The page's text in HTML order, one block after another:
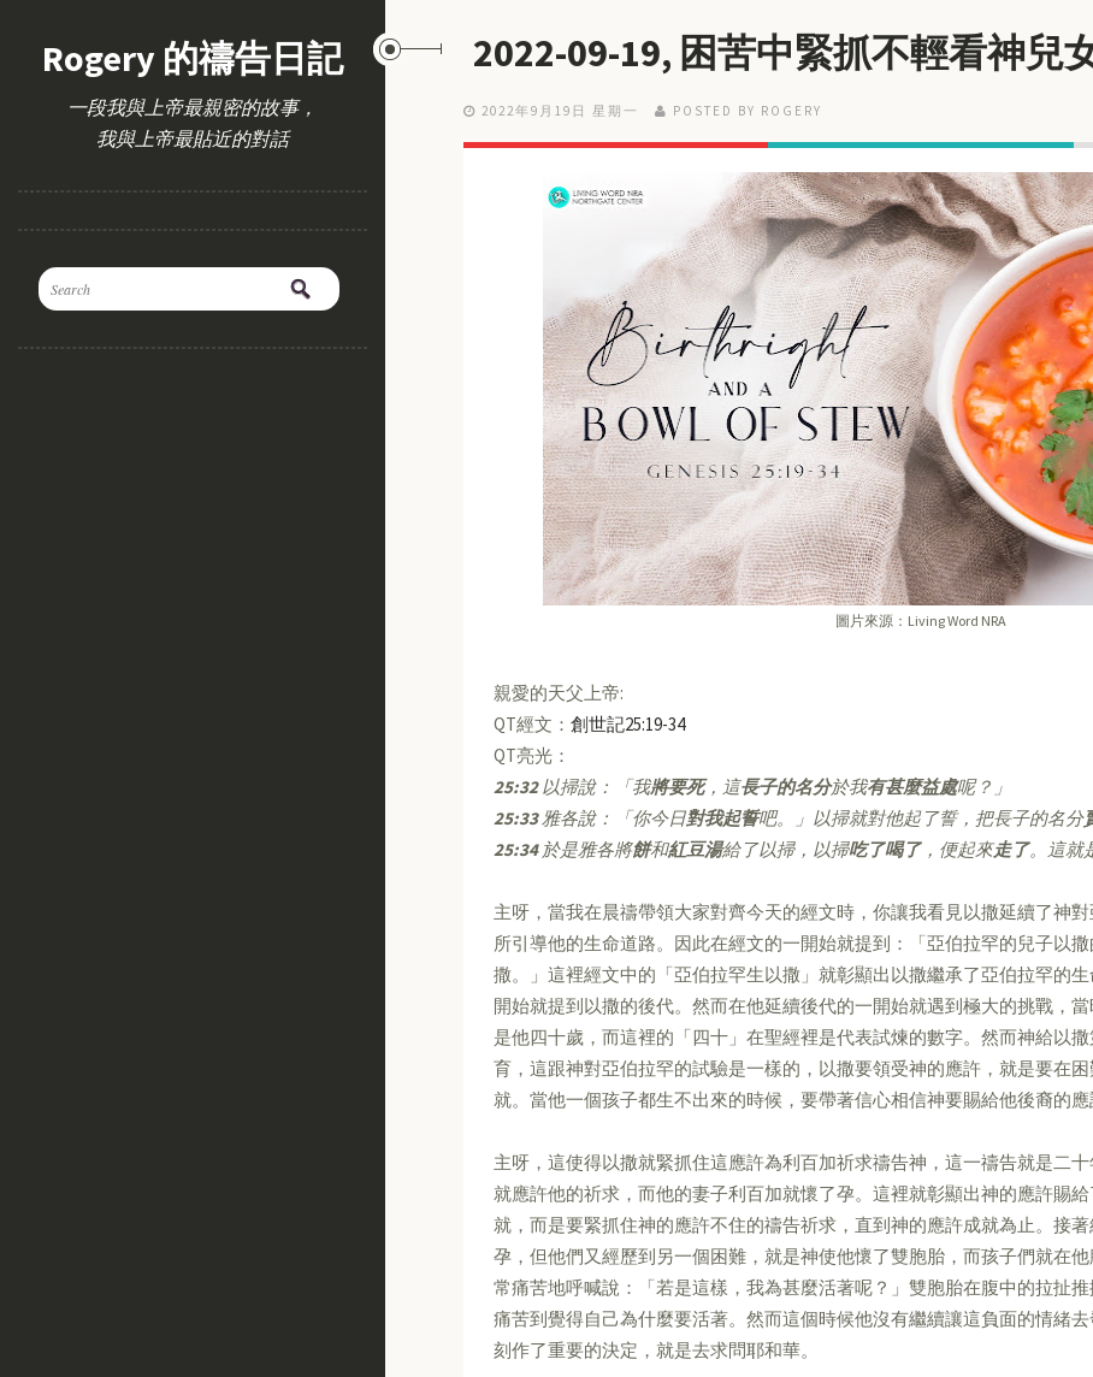
Rogery 的禱告日記
一段我與上帝最親密的故事，
我與上帝最貼近的對話
2022-09-19, 困苦中緊抓不輕看神兒
2022年9月19日 星期一 POSTED BY ROGERY
圖片來源：Living Word NRA
親愛的天父上帝:
QT經文： 創世記25:19-34
QT亮光：
25:32以掃說：「我將要死，這長子的名分於我有甚麼益處呢？」
25:33雅各說：「你今日對我起誓吧。」以掃就對他起了誓，把長子的名分
25:34於是雅各將餅和紅豆湯給了以掃，以掃吃了喝了，便起來走了。這就
主呀，當我在晨禱帶領大家對齊今天的經文時，你讓我看見以撒延續了神
所引導他的生命道路。因此在經文的一開始就提到：「亞伯拉罕的兒子以
撒。」這裡經文中的「亞伯拉罕生以撒」就彰顯出以撒繼承了亞伯拉罕的
開始就提到以撒的後代。然而在他延續後代的一開始就遇到極大的挑戰，
是他四十歲，而這裡的「四十」在聖經裡是代表試煉的數字。然而神給以
育，這跟神對亞伯拉罕的試驗是一樣的，以撒要領受神的應許，就是要在
就。當他一個孩子都生不出來的時候，要帶著信心相信神要賜給他後裔的應
主呀，這使得以撒就緊抓住這應許為利百加祈求禱告神，這一禱告就是二
就應許他的祈求，而他的妻子利百加就懷了孕。這裡就彰顯出神的應許賜
就，而是要緊抓住神的應許不住的禱告祈求，直到神的應許成就為止。接
孕，但他們又經歷到另一個困難，就是神使他懷了雙胞胎，而孩子們就在
常痛苦地呼喊說：「若是這樣，我為甚麼活著呢？」雙胞胎在腹中的拉扯
痛苦到覺得自己為什麼要活著。然而這個時候他沒有繼續讓這負面的情緒
刻作了重要的決定，就是去求問耶和華。